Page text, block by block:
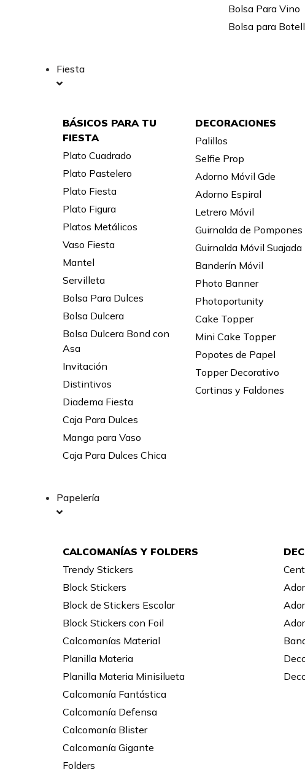
Bolsa Para Vino
Bolsa para
Fiesta
BÁSICOS PARA TU
FIESTA
Plato Cuadrado
Plato Pastelero
Plato Fiesta
Plato Figura
Platos Metálicos
Vaso Fiesta
Mantel
Servilleta
Bolsa Para Dulces
Bolsa Dulcera
Bolsa Dulcera Bond con
Asa
Invitación
Distintivos
Diadema Fiesta
Caja Para Dulces
Manga para Vaso
Caja Para Dulces Chica
DECORACIONES
Palillos
Selfie Prop
Adorno Móvil Gde
Adorno Espiral
Letrero Móvil
Guirnalda de Pompones
Guirnalda Móvil Suajada
Banderín Móvil
Photo Banner
Photoportunity
Cake Topper
Mini Cake Topper
Popotes de Papel
Topper Decorativo
Cortinas y Faldones
Papelería
CALCOMANÍAS Y FOLDERS
Trendy Stickers
Block Stickers
Block de Stickers Escolar
Block Stickers con Foil
Calcomanías Material
Planilla Materia
Planilla Materia Minisilueta
Calcomanía Fantástica
Calcomanía Defensa
Calcomanía Blister
Calcomanía Gigante
Folders